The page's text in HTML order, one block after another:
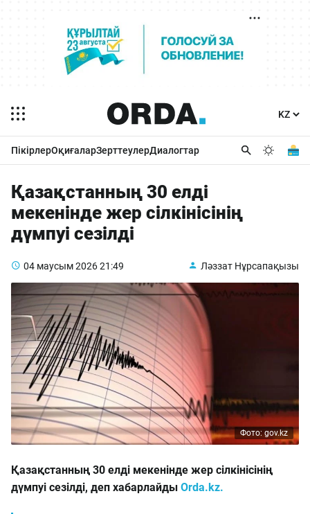
ПікірлерОқиғаларЗерттеулерДиалогтар
Қазақстанның 30 елді
мекенінде жер сілкінісінің
дүмпуі сезілді
04 маусым 202621:49 Ләззат Нұрсапақызы
Фото: gov.kz
Қазақстанның 30 елді мекенінде жер сілкінісінің
дүмпуі сезілді, деп хабарлайды Orda.kz.